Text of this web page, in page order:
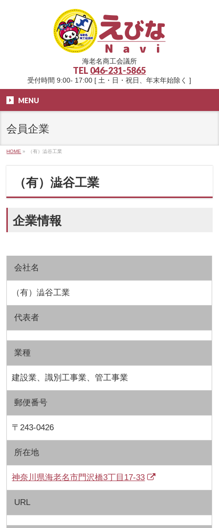
海老名商工会議所
TEL 046-231-5865
受付時間 9:00- 17:00 [ 土・日・祝日、年末年始除く ]
MENU
会員企業
HOME » （有）澁谷工業
（有）澁谷工業
企業情報
会社名
（有）澁谷工業
代表者
業種
建設業、識別工事業、管工事業
郵便番号
〒243-0426
所在地
神奈川県海老名市門沢橋3丁目17-33
URL